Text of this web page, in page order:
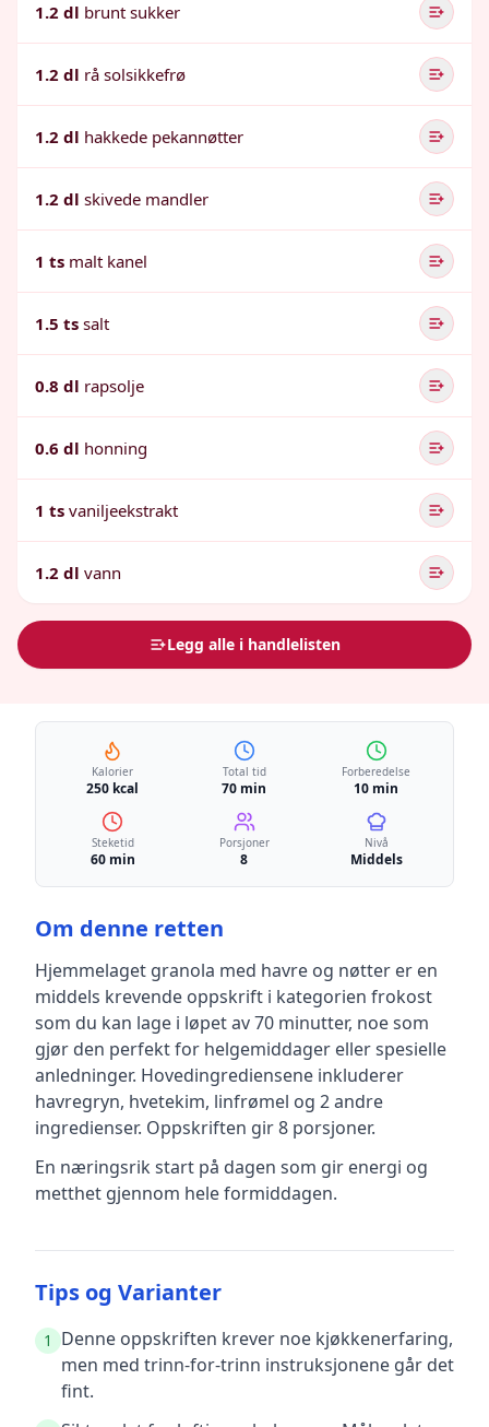
1.2 dl brunt sukker
1.2 dl rå solsikkefrø
1.2 dl hakkede pekannøtter
1.2 dl skivede mandler
1 ts malt kanel
1.5 ts salt
0.8 dl rapsolje
0.6 dl honning
1 ts vaniljeekstrakt
1.2 dl vann
Legg alle i handlelisten
Kalorier
250 kcal
Total tid
70 min
Forberedelse
10 min
Steketid
60 min
Porsjoner
8
Nivå
Middels
Om denne retten
Hjemmelaget granola med havre og nøtter er en
middels krevende oppskrift i kategorien frokost
som du kan lage i løpet av 70 minutter, noe som
gjør den perfekt for helgemiddager eller spesielle
anledninger. Hovedingrediensene inkluderer
havregryn, hvetekim, linfrømel og 2 andre
ingredienser. Oppskriften gir8 porsjoner.
En næringsrik start på dagen som gir energi og
metthet gjennom hele formiddagen.
Tips og Varianter
1
Denne oppskriften krever noe kjøkkenerfaring,
men med trinn-for-trinn instruksjonene går det
fint.